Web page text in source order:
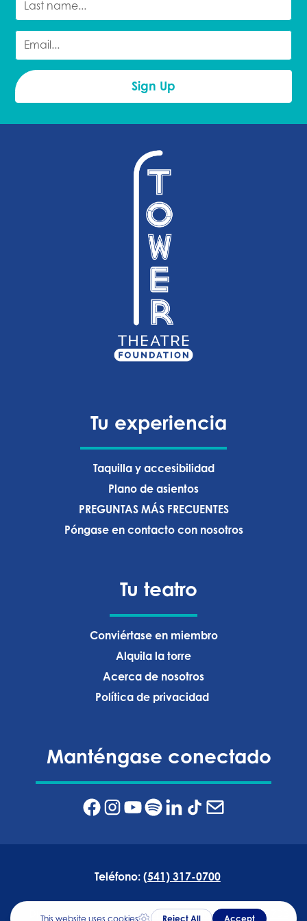
Tu experiencia
Taquilla y accesibilidad
Plano de asientos
PREGUNTAS MÁS FRECUENTES
Póngase en contacto con nosotros
Tu teatro
Conviértase en miembro
Alquila la torre
Acerca de nosotros
Política de privacidad ‍
Manténgase conectado
Teléfono: (541) 317-0700
Dirección:835 NW Wall Street, Bend, Oregón 97703